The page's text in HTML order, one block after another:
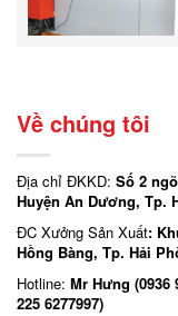
Về chúng tôi
Địa chỉ ĐKKD: Số 2
Huyện An Dương, Tp.
ĐC Xưởng Sản Xuất:
Hồng Bàng, Tp. Hải
Hotline: Mr Hưng (0936
225 6277997)